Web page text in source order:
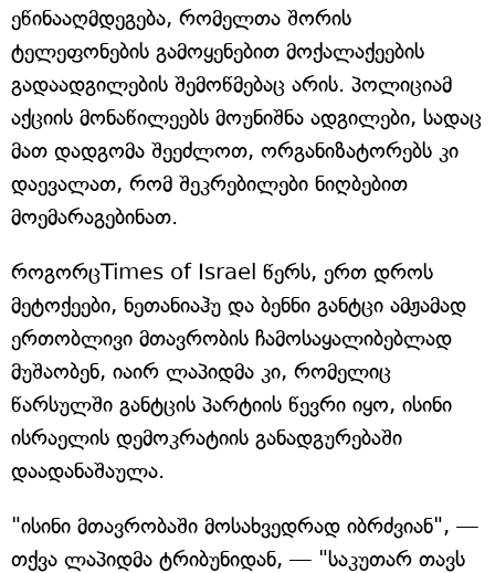
ეწინააღმდეგება, რომელთა შორის
ტელეფონების გამოყენებით მოქალაქეების
გადაადგილების შემოწმებაც არის. პოლიციამ
აქციის მონაწილეებს მოუნიშნა ადგილები, სადაც
მათ დადგომა შეეძლოთ, ორგანიზატორებს კი
დაევალათ, რომ შეკრებილები ნიღბებით
მოემარაგებინათ.
როგორცTimes of Israel წერს, ერთ დროს
მეტოქეები, ნეთანიაჰუ და ბენნი განტცი ამჟამად
ერთობლივი მთავრობის ჩამოსაყალიბებლად
მუშაობენ, იაირ ლაპიდმა კი, რომელიც
წარსულში განტცის პარტიის წევრი იყო, ისინი
ისრაელის დემოკრატიის განადგურებაში
დაადანაშაულა.
"ისინი მთავრობაში მოსახვედრად იბრძვიან", —
თქვა ლაპიდმა ტრიბუნიდან, — "საკუთარ თავს